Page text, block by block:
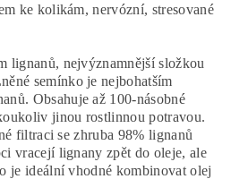
ke kolikám, nervózní, stresované
lignanů, nejvýznamnější složkou
semínko je nejbohatším
Obsahuje až 100-násobné
jinou rostlinnou potravou.
filtraci se zhruba 98% lignanů
vracejí lignany zpět do oleje, ale
je ideální vhodné kombinovat olej